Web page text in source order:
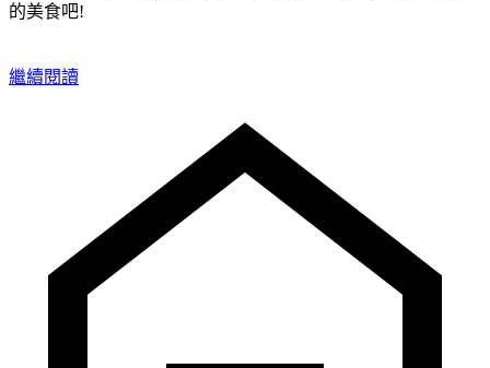
的美食吧!
繼續閱讀